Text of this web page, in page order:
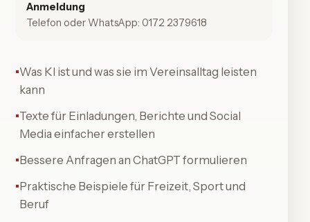
Anmeldung
Telefon oder WhatsApp: 0172 2379618
Was KI ist und was sie im Vereinsalltag leisten
kann
Texte für Einladungen, Berichte und Social
Media einfacher erstellen
Bessere Anfragen an ChatGPT formulieren
Praktische Beispiele für Freizeit, Sport und
Beruf